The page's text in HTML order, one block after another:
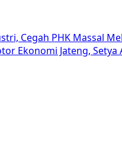
Cegah PHK Massal
Ekonomi Jateng,